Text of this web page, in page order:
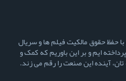
حفظ حقوق مالکیت فیلم ها و سریال
ایم و بر این باوریم که کمک و
تان، آینده این صنعت را رقم می زند.